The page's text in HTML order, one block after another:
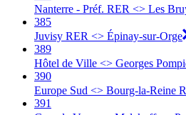
Nanterre - Préf. RER <> Les
385
Juvisy RER <> Épinay-sur-Orge
389
Hôtel de Ville <> Georges
390
Europe Sud <> Bourg-la-Reine
391